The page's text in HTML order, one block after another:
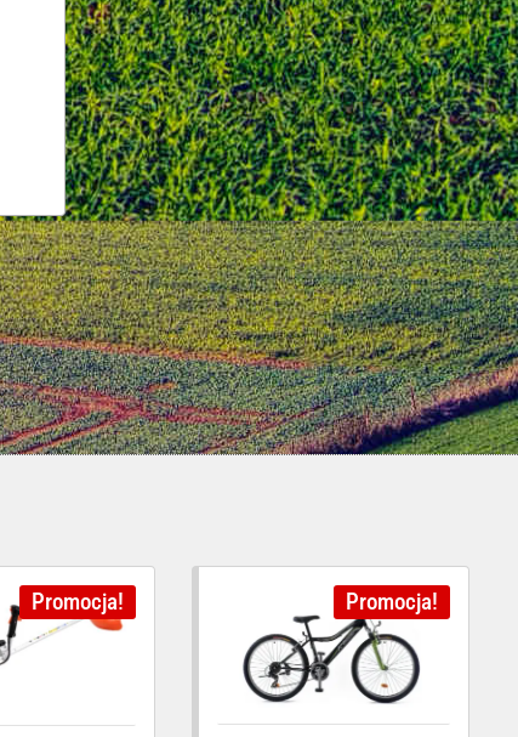
Promocja! Promocja!